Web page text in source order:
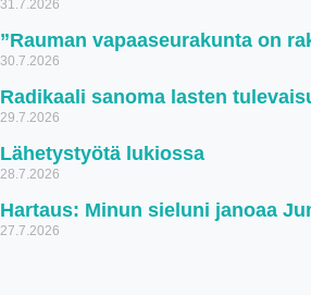
31.7.2026
”Rauman vapaaseurakunta on
30.7.2026
Radikaali sanoma lasten
29.7.2026
Lähetystyötä lukiossa
28.7.2026
Hartaus: Minun sieluni janoaa
27.7.2026